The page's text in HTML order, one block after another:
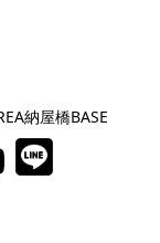
納屋橋BASE